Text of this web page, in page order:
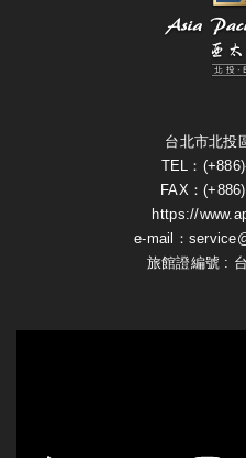
台北市北投
TEL：
FAX：
https://
e-mail：
旅館證編號 :